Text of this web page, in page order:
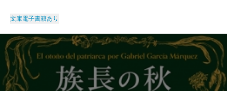
文庫電子書籍あり